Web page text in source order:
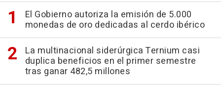
El Gobierno autoriza la emisión de 5.000
monedas de oro dedicadas al cerdo ibérico
La multinacional siderúrgica Ternium casi
duplica beneficios en el primer semestre
tras ganar 482,5 millones